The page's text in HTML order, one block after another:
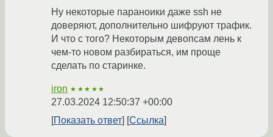
Ну некоторые параноики даже ssh не
доверяют, дополнительно шифруют трафик.
И что с того? Некоторым девопсам лень к
чем-то новом разбираться, им проще
сделать по старинке.
iron ★★★★★
27.03.2024 12:50:37 +00:00
Показать ответ
Ссылка